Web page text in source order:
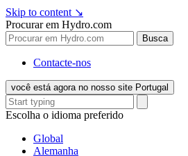
Skip to content ↘
Procurar em Hydro.com
Busca
Contacte-nos
você está agora no nosso site Portugal
Escolha o idioma preferido
Global
Alemanha